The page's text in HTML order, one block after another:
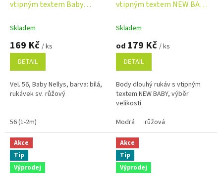
vtipným textem Baby
Skladem
169 Kč / ks
DETAIL
Vel. 56, Baby Nellys, barva: bílá,
rukávek sv. růžový
56 (1-2m)
vtipným textem NEW BABY,
modrá/růžová/zelená
Skladem
od 179 Kč / ks
DETAIL
Body dlouhý rukáv s vtipným
textem NEW BABY, výběr
velikostí
Modrá
růžová
Akce
Tip
Výprodej
Akce
Tip
Výprodej